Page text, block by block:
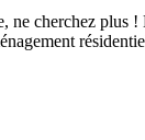
cherchez